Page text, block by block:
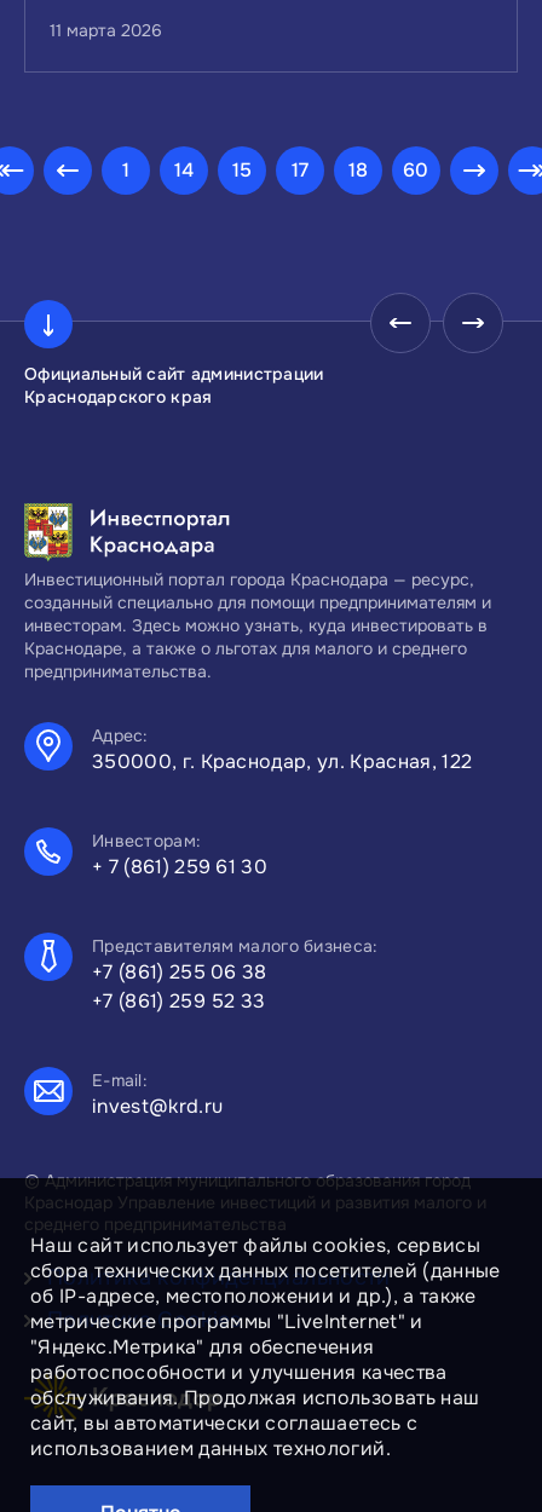
11 марта 2026
1 14 15 17 18 60
Официальный сайт администрации
Краснодарского края
Инвестиционный портал города Краснодара — ресурс,
созданный специально для помощи предпринимателям и
инвесторам. Здесь можно узнать, куда инвестировать в
Краснодаре, а также о льготах для малого и среднего
предпринимательства.
Адрес:
350000, г. Краснодар, ул. Красная, 122
Инвесторам:
+ 7 (861) 259 61 30
Представителям малого бизнеса:
+7 (861) 255 06 38
+7 (861) 259 52 33
E-mail:
invest@krd.ru
© Администрация муниципального образования город
Краснодар Управление инвестиций и развития малого и
среднего предпринимательства
Политика конфиденциальности
Политика Cookies
Наш сайт использует файлы cookies, сервисы
сбора технических данных посетителей (данные
об IP-адресе, местоположении и др.), а также
метрические программы "LiveInternet" и
"Яндекс.Метрика" для обеспечения
работоспособности и улучшения качества
обслуживания. Продолжая использовать наш
сайт, вы автоматически соглашаетесь с
использованием данных технологий.